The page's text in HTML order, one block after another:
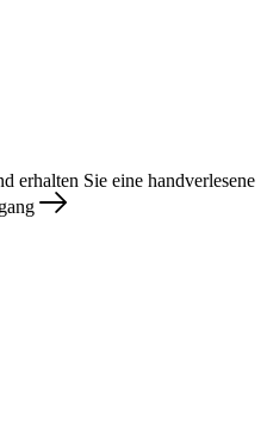
erhalten Sie eine handverlesene